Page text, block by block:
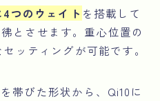
4つのウェイト を搭載して
とさせます。重心位置の
ッティングが可能です。
帯びた形状から、Qi10に